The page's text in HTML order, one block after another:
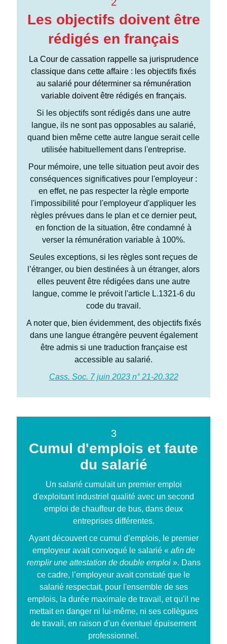
Les objectifs doivent être
rédigés en français
La Cour de cassation rappelle sa jurisprudence
classique dans cette affaire : les objectifs fixés
au salarié pour déterminer sa rémunération
variable doivent être rédigés en français.
Si les objectifs sont rédigés dans une autre
langue, ils ne sont pas opposables au salarié,
quand bien même cette autre langue serait celle
utilisée habituellement dans l'entreprise.
Pour mémoire, une telle situation peut avoir des
conséquences significatives pour l'employeur :
en effet, ne pas respecter la règle emporte
l'impossibilité pour l'employeur d'appliquer les
règles prévues dans le plan et ce dernier peut,
en fonction de la situation, être condamné à
verser la rémunération variable à 100%.
Seules exceptions, si les règles sont reçues de
l’étranger, ou bien destinées à un étranger, alors
elles peuvent être rédigées dans une autre
langue, comme le prévoit l'article L.1321-6 du
code du travail.
A noter que, bien évidemment, des objectifs fixés
dans une langue étrangère peuvent également
être admis si une traduction française est
accessible au salarié.
Cass. Soc. 7 juin 2023 n° 21-20.322
3
Cumul d'emplois et faute
du salarié
Un salarié cumulait un premier emploi
d'exploitant industriel qualité avec un second
emploi de chauffeur de bus, dans deux
entreprises différentes.
Ayant découvert ce cumul d’emplois, le premier
employeur avait convoqué le salarié « afin de
remplir une attestation de double emploi». Dans
ce cadre, l’employeur avait constaté que le
salarié respectait, pour l'ensemble de ses
emplois, la durée maximale de travail, et qu'il ne
mettait en danger ni lui-même, ni ses collègues
de travail, en raison d’un éventuel épuisement
professionnel.